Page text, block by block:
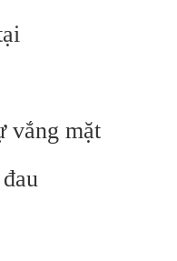
vắng mặt